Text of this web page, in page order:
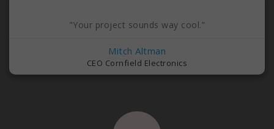
"Your project sounds way cool.”
Mitch Altman
CEO Cornfield Electronics